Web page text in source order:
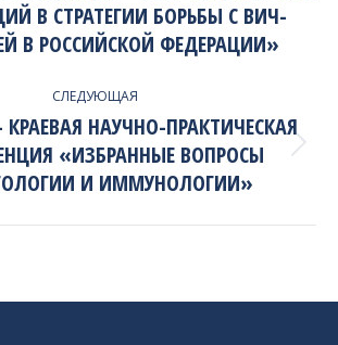
Previous
project:
В СТРАТЕГИИ БОРЬБЫ С ВИЧ-
В РОССИЙСКОЙ ФЕДЕРАЦИИ»
СЛЕДУЮЩАЯ
Next
project:
КРАЕВАЯ НАУЧНО-ПРАКТИЧЕСКАЯ
«ИЗБРАННЫЕ ВОПРОСЫ
И ИММУНОЛОГИИ»